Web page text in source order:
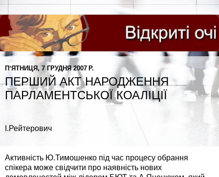
ПʼЯТНИЦЯ, 7 ГРУДНЯ 2007 Р.
ПЕРШИЙ АКТ НАРОДЖЕННЯ
ПАРЛАМЕНТСЬКОЇ КОАЛІЦІЇ
І.Рейтерович
Активність Ю.Тимошенко під час процесу обрання
спікера може свідчити про наявність нових